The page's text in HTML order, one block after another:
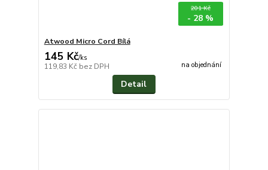
201 Kč
- 28 %
Atwood Micro Cord Bílá
145 Kč/ks
119,83 Kč bez DPH na objednání
Detail